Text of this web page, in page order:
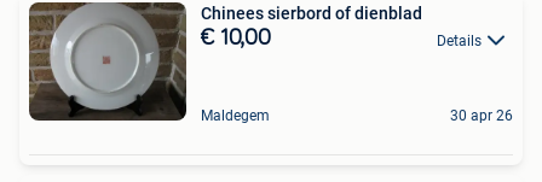
Chinees sierbord of dienblad
€ 10,00 Details
Maldegem 30 apr 26